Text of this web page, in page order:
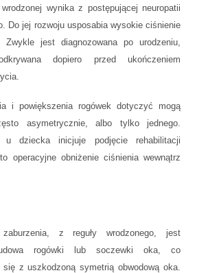
wynika z postępującej neuropatii
Do jej rozwoju usposabia wysokie ciśnienie
Zwykle jest diagnozowana po urodzeniu,
dopiero przed ukończeniem
i powiększenia rogówek dotyczyć mogą
asymetrycznie, albo tylko jednego.
u dziecka inicjuje podjęcie rehabilitacji
operacyjne obniżenie ciśnienia wewnątrz
z reguły wrodzonego, jest
rogówki lub soczewki oka, co
z uszkodzoną symetrią obwodową oka.